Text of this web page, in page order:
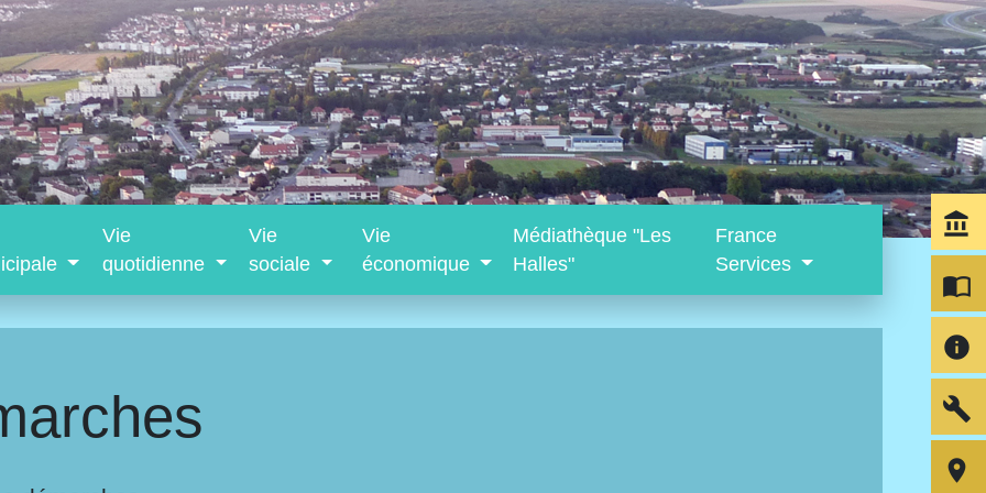
Vie
quotidienne
Vie
sociale
Vie
économique
Médiathèque "Les
Halles"
France
Services
account_balance
import_contacts
info
build
room